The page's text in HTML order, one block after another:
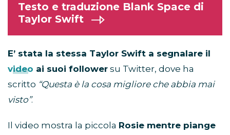
Testo e traduzione Blank Space di
Taylor Swift
E’ stata la stessa Taylor Swift a segnalare il
video ai suoi follower su Twitter, dove ha
scritto “Questa è la cosa migliore che abbia mai
visto”.
Il video mostra la piccola Rosie mentre piange